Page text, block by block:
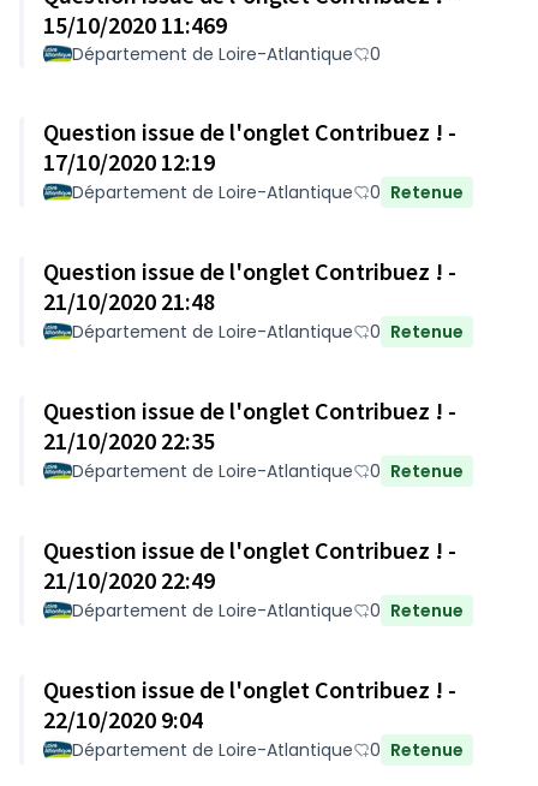
15/10/2020 11:469
Département de Loire-Atlantique 0
Question issue de l'onglet Contribuez ! -
17/10/2020 12:19
Département de Loire-Atlantique 0 Retenue
Question issue de l'onglet Contribuez ! -
21/10/2020 21:48
Département de Loire-Atlantique 0 Retenue
Question issue de l'onglet Contribuez ! -
21/10/2020 22:35
Département de Loire-Atlantique 0 Retenue
Question issue de l'onglet Contribuez ! -
21/10/2020 22:49
Département de Loire-Atlantique 0 Retenue
Question issue de l'onglet Contribuez ! -
22/10/2020 9:04
Département de Loire-Atlantique 0 Retenue